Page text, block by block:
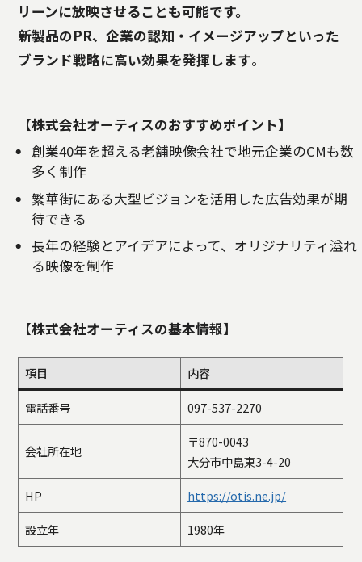
リーンに放映させることも可能です。
新製品のPR、企業の認知・イメージアップといった
ブランド戦略に高い効果を発揮します。
【株式会社オーティスのおすすめポイント】
創業40年を超える老舗映像会社で地元企業のCMも数
多く制作
繁華街にある大型ビジョンを活用した広告効果が期
待できる
長年の経験とアイデアによって、オリジナリティ溢れ
る映像を制作
【株式会社オーティスの基本情報】
項目 内容
電話番号 097-537-2270
会社所在地
〒870-0043
大分市中島東3-4-20
HP
https://otis.ne.jp/
設立年
1980年